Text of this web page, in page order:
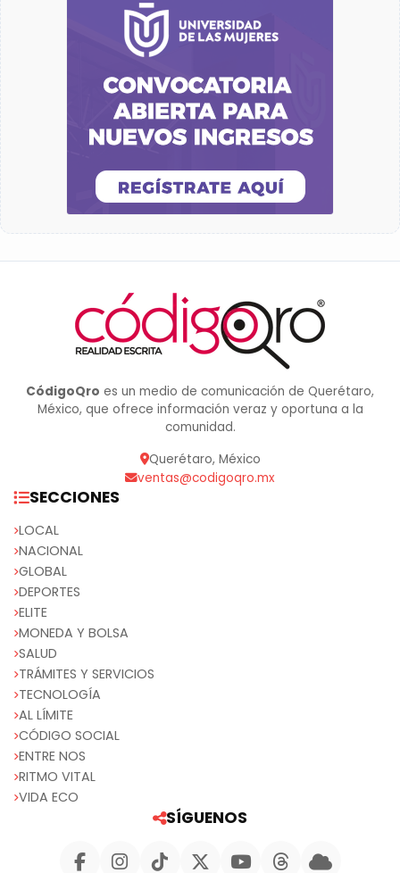
CódigoQro es un medio de comunicación de Querétaro,
México, que ofrece información veraz y oportuna a la
comunidad.
Querétaro, México
ventas@codigoqro.mx
SECCIONES
LOCAL
NACIONAL
GLOBAL
DEPORTES
ELITE
MONEDA Y BOLSA
SALUD
TRÁMITES Y SERVICIOS
TECNOLOGÍA
AL LÍMITE
CÓDIGO SOCIAL
ENTRE NOS
RITMO VITAL
VIDA ECO
SÍGUENOS